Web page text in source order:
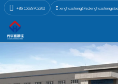
+86 15628762202